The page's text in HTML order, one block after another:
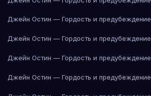
Джейн Остин — Гордость и предубеждение
Джейн Остин — Гордость и предубеждение
Джейн Остин — Гордость и предубеждение
Джейн Остин — Гордость и предубеждение